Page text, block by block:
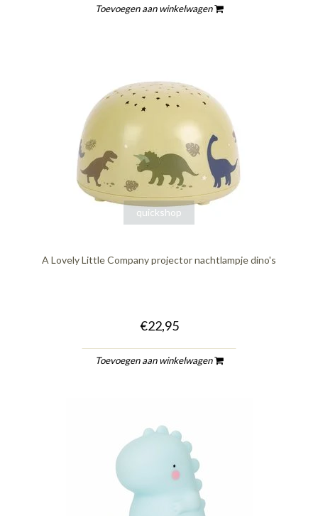
Toevoegen aan winkelwagen
quickshop
A Lovely Little Company projector nachtlampje dino's
€22,95
Toevoegen aan winkelwagen